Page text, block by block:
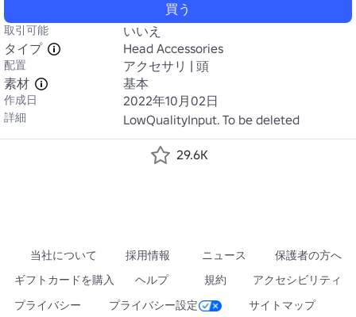
買う
取引可能
いいえ
タイプ
Head Accessories
配置
アクセサリ | 頭
素材
基本
作成日 2022年10月02日
詳細 LowQualityInput. To be deleted
29.6K
当社について 採用情報 ニュース
保護者の方へ
ギフトカードを購入
ヘルプ 規約
アクセシビリティ
プライバシー
プライバシー設定 サイトマップ